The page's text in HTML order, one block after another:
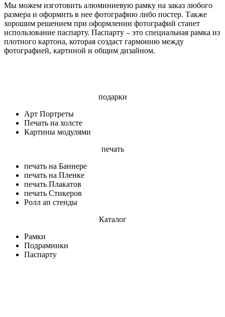
Мы можем изготовить алюминиевую рамку на заказ любого
размера и оформить в нее фотографию либо постер. Также
хорошим решением при оформлении фотографий станет
использование паспарту. Паспарту – это специальная рамка из
плотного картона, которая создаст гармонию между
фотографией, картиной и общим дизайном.
подарки
Арт Портреты
Печать на холсте
Картины модулями
печать
печать на Баннере
печать на Пленке
печать Плакатов
печать Стикеров
Ролл ап стенды
Каталог
Рамки
Подрамники
Паспарту